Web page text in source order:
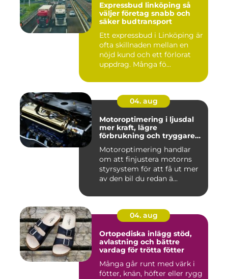
Expressbud linköping så
väljer företag snabb och
säker budtransport
Ett expressbud i Linköping är
ofta skillnaden mellan en
nöjd kund och ett förlorat
uppdrag. Många fö...
04. aug
Motoroptimering i ljusdal
mer kraft, lägre
förbrukning och tryggare
Motoroptimering handlar
om att finjustera motorns
styrsystem för att få ut mer
av den bil du redan ä...
04. aug
Ortopediska inlägg stöd,
avlastning och bättre
vardag för trötta fötter
Många går runt med värk i
fötter, knän, höfter eller rygg